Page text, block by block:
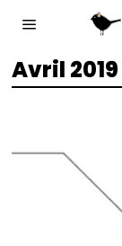
Avril 2019